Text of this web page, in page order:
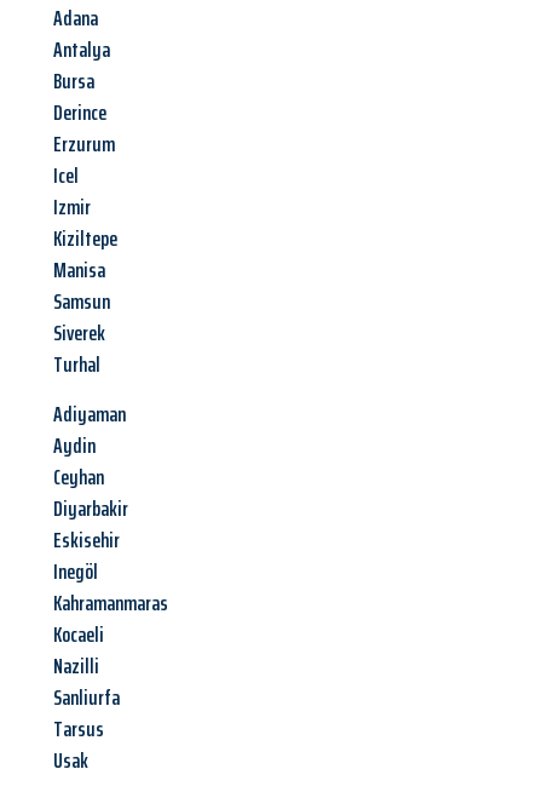
Adana
Antalya
Bursa
Derince
Erzurum
Icel
Izmir
Kiziltepe
Manisa
Samsun
Siverek
Turhal
Adiyaman
Aydin
Ceyhan
Diyarbakir
Eskisehir
Inegöl
Kahramanmaras
Kocaeli
Nazilli
Sanliurfa
Tarsus
Usak